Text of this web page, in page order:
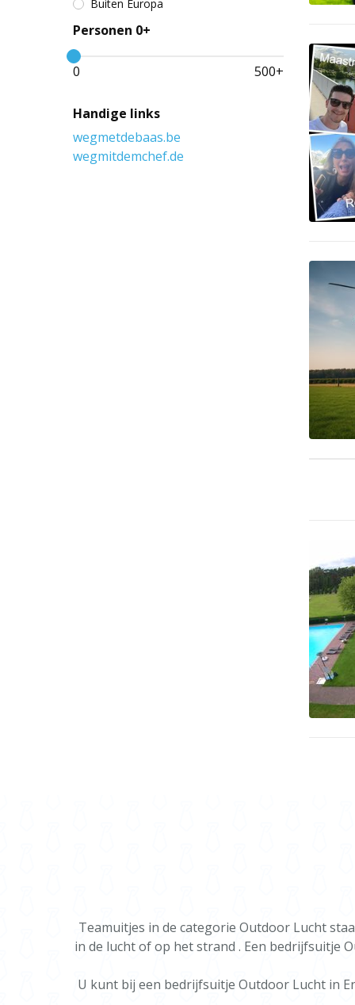
Buiten Europa
Personen 0+
0 500+
Handige links
wegmetdebaas.be
wegmitdemchef.de
Teamuitjes in de categorie Outdoor Lucht
in de lucht of op het strand . Een bedrijfsuitje
U kunt bij een bedrijfsuitje Outdoor Lucht in